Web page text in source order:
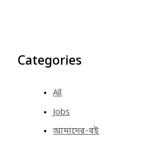
Categories
All
Jobs
আমাদের-বই